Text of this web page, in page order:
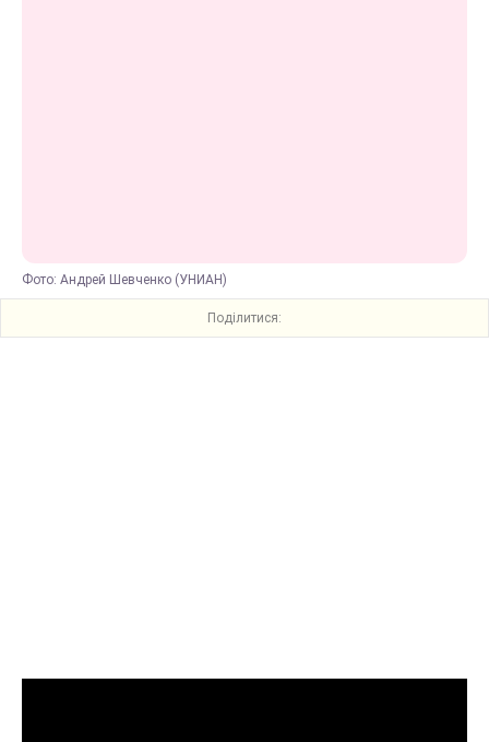
Фото: Андрей Шевченко (УНИАН)
Поділитися: